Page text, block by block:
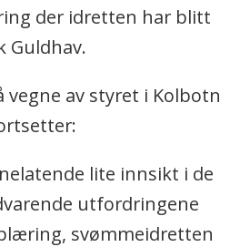
der idretten har blitt
Guldhav.
vegne av styret i Kolbotn
lite innsikt i de
utfordringene
svømmeidretten